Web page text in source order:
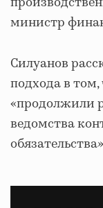
министр
Силуанов
подхода в
«продолжили
ведомства